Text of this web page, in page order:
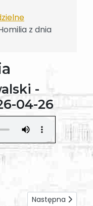
z dnia
-
04-26
- Homilia z dnia
Następna
Następna